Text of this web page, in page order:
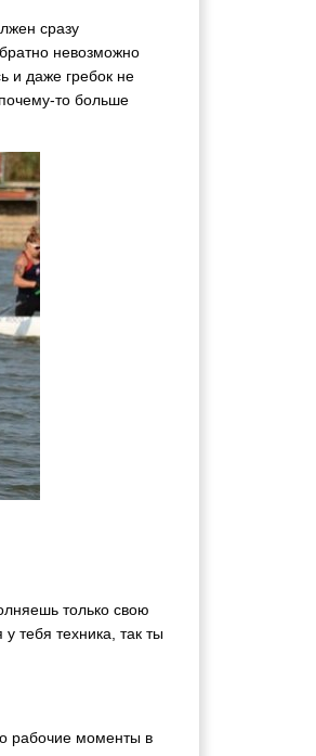
сразу
невозможно
и даже гребок не
то больше
только свою
тебя техника, так ты
рабочие моменты в